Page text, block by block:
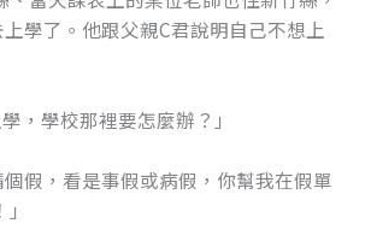
學了。他跟父親C君說明自己不想上
，學校那裡要怎麼辦？」
假，看是事假或病假，你幫我在假單